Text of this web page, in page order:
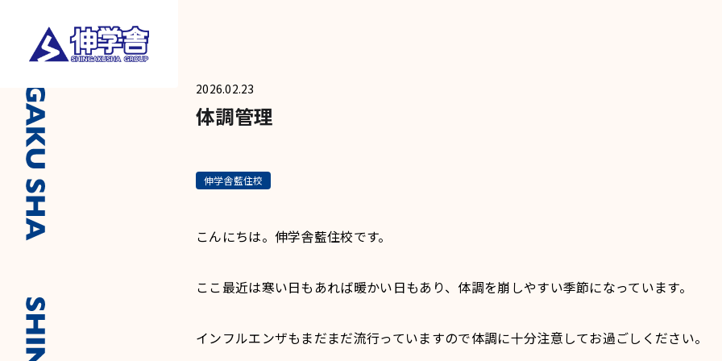
2026.02.23
体調管理
伸学舎藍住校
こんにちは。伸学舎藍住校です。
ここ最近は寒い日もあれば暖かい日もあり、体調を崩しやすい季節になっています。
インフルエンザもまだまだ流行っていますので体調に十分注意してお過ごしください。